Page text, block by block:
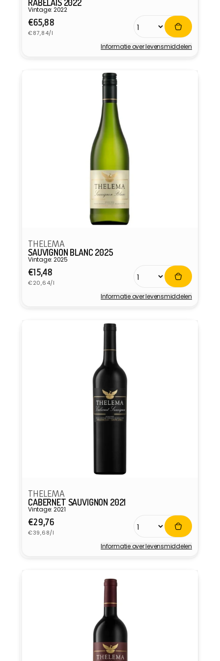
RABELAIS 2022
Vintage: 2022
Normale
prijs
€65,88
Eenheidsprijs
€87,84/l
Informatie over levensmiddelen
THELEMA
SAUVIGNON BLANC 2025
Vintage: 2025
Normale
prijs
€15,48
Eenheidsprijs
€20,64/l
Informatie over levensmiddelen
THELEMA
CABERNET SAUVIGNON 2021
Vintage: 2021
Normale
prijs
€29,76
Eenheidsprijs
€39,68/l
Informatie over levensmiddelen